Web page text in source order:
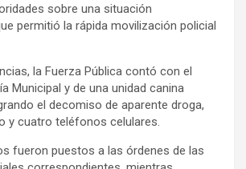
sobre una situación
permitió la rápida movilización policial
la Fuerza Pública contó con el
Municipal y de una unidad canina
el decomiso de aparente droga,
y cuatro teléfonos celulares.
fueron puestos a las órdenes de las